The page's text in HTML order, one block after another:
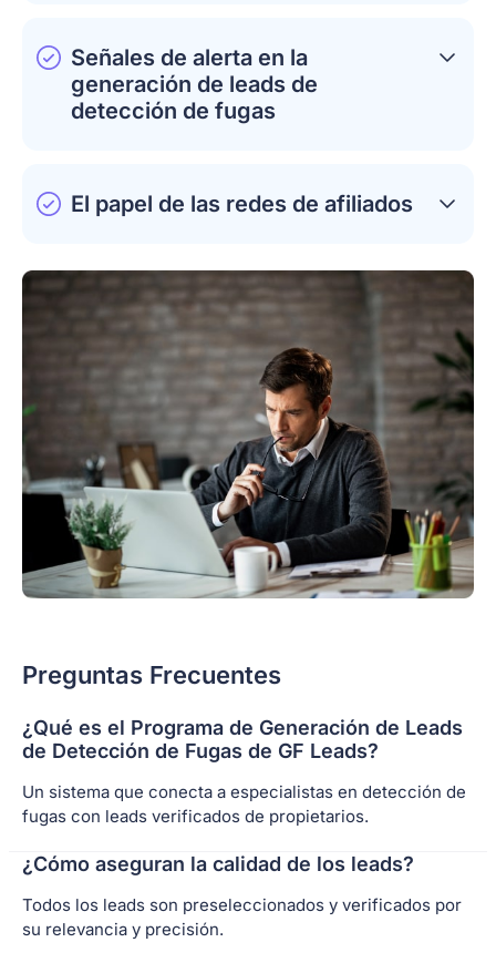
Señales de alerta en la
generación de leads de
detección de fugas
El papel de las redes de afiliados
Preguntas Frecuentes
¿Qué es el Programa de Generación de Leads
de Detección de Fugas de GF Leads?
Un sistema que conecta a especialistas en detección de
fugas con leads verificados de propietarios.
¿Cómo aseguran la calidad de los leads?
Todos los leads son preseleccionados y verificados por
su relevancia y precisión.